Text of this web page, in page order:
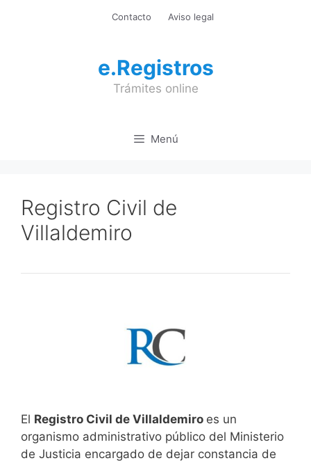
Contacto Aviso legal
e.Registros
Trámites online
Menú
Registro Civil de
Villaldemiro
El Registro Civil de Villaldemiro es un
organismo administrativo público del Ministerio
de Justicia encargado de dejar constancia de